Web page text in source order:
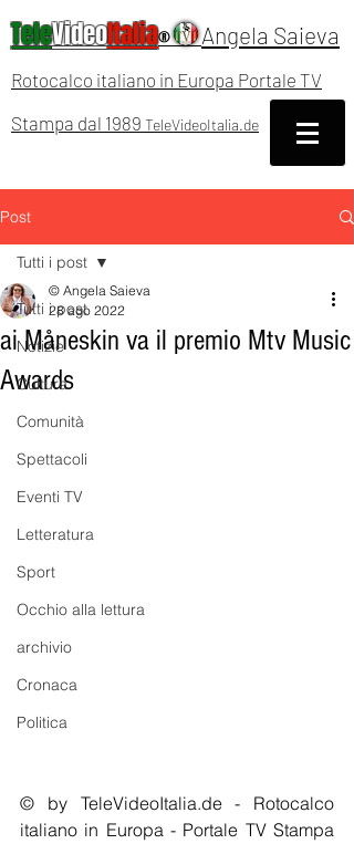
TeleVideoItalia® Angela Saieva
Rotocalco italiano in Europa Portale TV
Stampa dal 1989 TeleVideoItalia.de
Post
Tutti i post
Notizie
Cultura
Comunità
Spettacoli
Eventi TV
Letteratura
Sport
Occhio alla lettura
archivio
Cronaca
Politica
Tutti i post
ai Måneskin va il premio Mtv Music
Awards
© Angela Saieva
28 ago 2022
© by TeleVideoItalia.de - Rotocalco
italiano in Europa - Portale TV Stampa